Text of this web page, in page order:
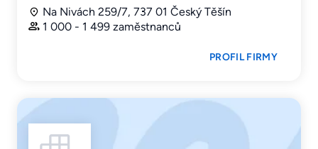
Na Nivách 259/7, 737 01 Český Těšín
1 000 - 1 499 zaměstnanců
PROFIL FIRMY